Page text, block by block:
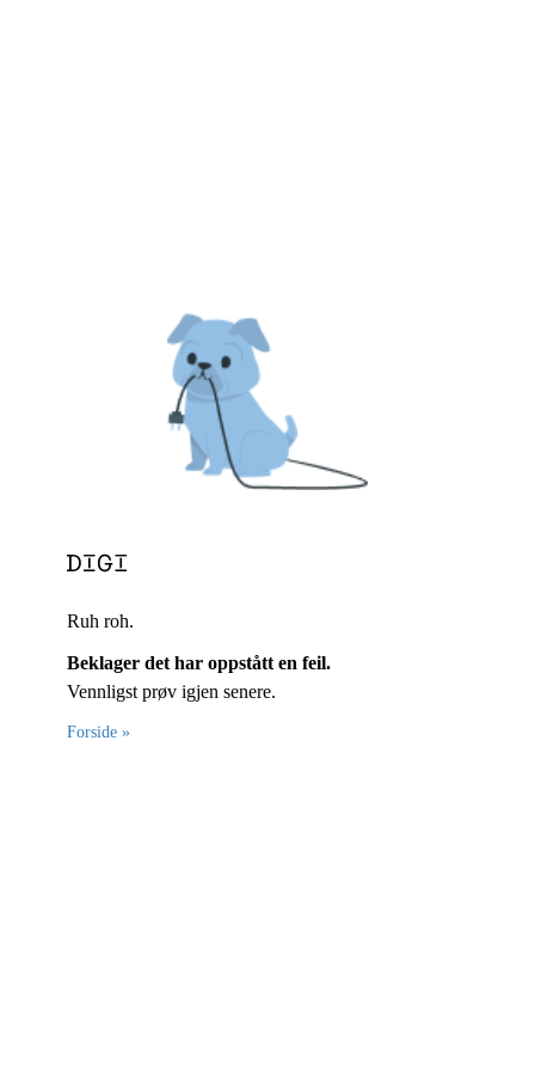
Ruh roh.
Beklager det har oppstått en feil.
Vennligst prøv igjen senere.
Forside »